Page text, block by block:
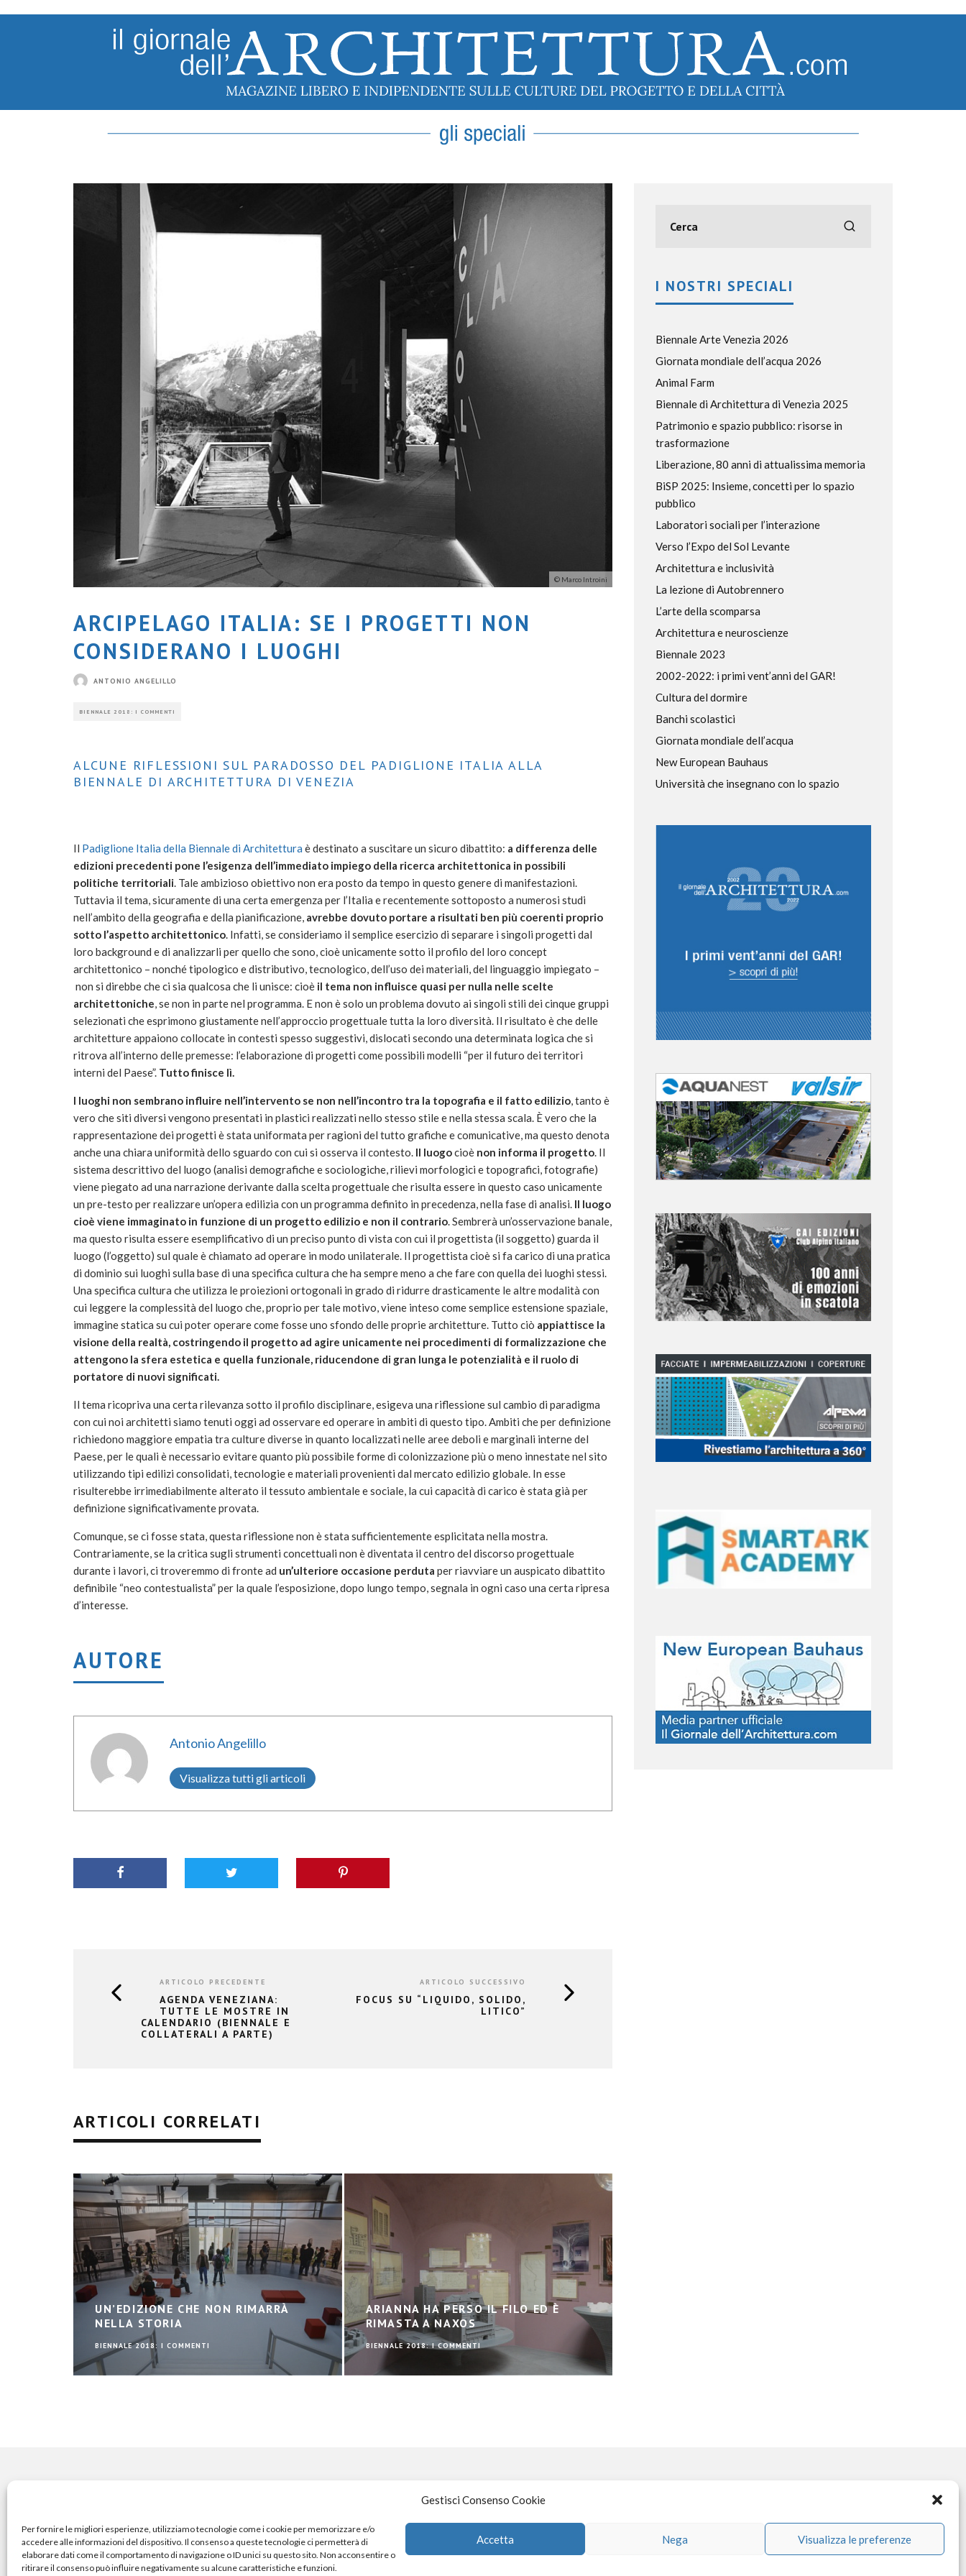
Gestisci Consenso Cookie
Per fornire le migliori esperienze, utilizziamo tecnologie come i cookie per memorizzare e/o
accedere alle informazioni del dispositivo. Il consenso a queste tecnologie ci permetterà di
elaborare dati come il comportamento di navigazione o ID unici su questo sito. Non acconsentire o
ritirare il consenso può influire negativamente su alcune caratteristiche e funzioni.
Accetta Nega Visualizza le preferenze
© Marco Introini
ARCIPELAGO ITALIA: SE I PROGETTI NON
CONSIDERANO I LUOGHI
ANTONIO ANGELILLO
BIENNALE 2018: I COMMENTI
ALCUNE RIFLESSIONI SUL PARADOSSO DEL PADIGLIONE ITALIA ALLA
BIENNALE DI ARCHITETTURA DI VENEZIA
Il Padiglione Italia della Biennale di Architettura è destinato a suscitare un sicuro dibattito: a differenza delle
edizioni precedenti pone l’esigenza dell’immediato impiego della ricerca architettonica in possibili
politiche territoriali. Tale ambizioso obiettivo non era posto da tempo in questo genere di manifestazioni.
Tuttavia il tema, sicuramente di una certa emergenza per l’Italia e recentemente sottoposto a numerosi studi
nell’ambito della geografia e della pianificazione, avrebbe dovuto portare a risultati ben più coerenti proprio
sotto l’aspetto architettonico. Infatti, se consideriamo il semplice esercizio di separare i singoli progetti dal
loro background e di analizzarli per quello che sono, cioè unicamente sotto il profilo del loro concept
architettonico – nonché tipologico e distributivo, tecnologico, dell’uso dei materiali, del linguaggio impiegato –
non si direbbe che ci sia qualcosa che li unisce: cioè il tema non influisce quasi per nulla nelle scelte
architettoniche, se non in parte nel programma. E non è solo un problema dovuto ai singoli stili dei cinque gruppi
selezionati che esprimono giustamente nell’approccio progettuale tutta la loro diversità. Il risultato è che delle
architetture appaiono collocate in contesti spesso suggestivi, dislocati secondo una determinata logica che si
ritrova all’interno delle premesse: l’elaborazione di progetti come possibili modelli “per il futuro dei territori
interni del Paese”. Tutto finisce lì.
I luoghi non sembrano influire nell’intervento se non nell’incontro tra la topografia e il fatto edilizio, tanto è
vero che siti diversi vengono presentati in plastici realizzati nello stesso stile e nella stessa scala. È vero che la
rappresentazione dei progetti è stata uniformata per ragioni del tutto grafiche e comunicative, ma questo denota
anche una chiara uniformità dello sguardo con cui si osserva il contesto. Il luogocioè non informa il progetto. Il
sistema descrittivo del luogo (analisi demografiche e sociologiche, rilievi morfologici e topografici, fotografie)
viene piegato ad una narrazione derivante dalla scelta progettuale che risulta essere in questo caso unicamente
un pre-testo per realizzare un’opera edilizia con un programma definito in precedenza, nella fase di analisi. Il luogo
cioè viene immaginato in funzione di un progetto edilizio e non il contrario. Sembrerà un’osservazione banale,
ma questo risulta essere esemplificativo di un preciso punto di vista con cui il progettista (il soggetto) guarda il
luogo (l’oggetto) sul quale è chiamato ad operare in modo unilaterale. Il progettista cioè si fa carico di una pratica
di dominio sui luoghi sulla base di una specifica cultura che ha sempre meno a che fare con quella dei luoghi stessi.
Una specifica cultura che utilizza le proiezioni ortogonali in grado di ridurre drasticamente le altre modalità con
cui leggere la complessità del luogo che, proprio per tale motivo, viene inteso come semplice estensione spaziale,
immagine statica su cui poter operare come fosse uno sfondo delle proprie architetture. Tutto ciò appiattisce la
visione della realtà, costringendo il progetto ad agire unicamente nei procedimenti di formalizzazione che
attengono la sfera estetica e quella funzionale, riducendone di gran lunga le potenzialità e il ruolo di
portatore di nuovi significati.
Il tema ricopriva una certa rilevanza sotto il profilo disciplinare, esigeva una riflessione sul cambio di paradigma
con cui noi architetti siamo tenuti oggi ad osservare ed operare in ambiti di questo tipo. Ambiti che per definizione
richiedono maggiore empatia tra culture diverse in quanto localizzati nelle aree deboli e marginali interne del
Paese, per le quali è necessario evitare quanto più possibile forme di colonizzazione più o meno innestate nel sito
utilizzando tipi edilizi consolidati, tecnologie e materiali provenienti dal mercato edilizio globale. In esse
risulterebbe irrimediabilmente alterato il tessuto ambientale e sociale, la cui capacità di carico è stata già per
definizione significativamente provata.
Comunque, se ci fosse stata, questa riflessione non è stata sufficientemente esplicitata nella mostra.
Contrariamente, se la critica sugli strumenti concettuali non è diventata il centro del discorso progettuale
durante i lavori, ci troveremmo di fronte ad un’ulteriore occasione perduta per riavviare un auspicato dibattito
definibile “neo contestualista” per la quale l’esposizione, dopo lungo tempo, segnala in ogni caso una certa ripresa
d’interesse.
AUTORE
Antonio Angelillo
Visualizza tutti gli articoli
ARTICOLO PRECEDENTE
AGENDA VENEZIANA:
TUTTE LE MOSTRE IN
CALENDARIO (BIENNALE E
COLLATERALI A PARTE)
ARTICOLO SUCCESSIVO
FOCUS SU “LIQUIDO, SOLIDO,
LITICO”
ARTICOLI CORRELATI
UN’EDIZIONE CHE NON RIMARRÀ
NELLA STORIA
BIENNALE 2018: I COMMENTI
ARIANNA HA PERSO IL FILO ED È
RIMASTA A NAXOS
BIENNALE 2018: I COMMENTI
I NOSTRI SPECIALI
Biennale Arte Venezia 2026
Giornata mondiale dell’acqua 2026
Animal Farm
Biennale di Architettura di Venezia 2025
Patrimonio e spazio pubblico: risorse in
trasformazione
Liberazione, 80 anni di attualissima memoria
BiSP 2025: Insieme, concetti per lo spazio
pubblico
Laboratori sociali per l’interazione
Verso l’Expo del Sol Levante
Architettura e inclusività
La lezione di Autobrennero
L’arte della scomparsa
Architettura e neuroscienze
Biennale 2023
2002-2022: i primi vent’anni del GAR!
Cultura del dormire
Banchi scolastici
Giornata mondiale dell’acqua
New European Bauhaus
Università che insegnano con lo spazio
© TheArchitecturalPost 2024